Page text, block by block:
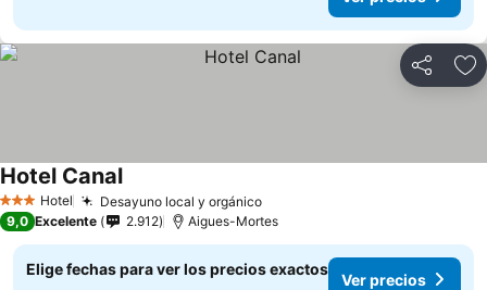
Compartir
3 Estrellas
Hotel Desayuno local y orgánico
Hotel Canal
9,0 Excelente 2.912 Aigues-Mortes
Elige fechas para ver los precios exactos
Ver precios